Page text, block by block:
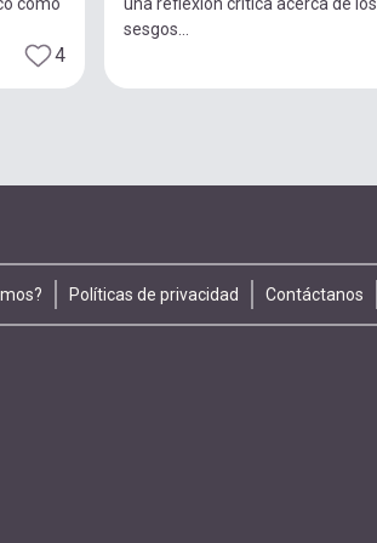
como
4
una reflexión crítica acerca de los
sesgos...
Políticas de privacidad Contáctanos